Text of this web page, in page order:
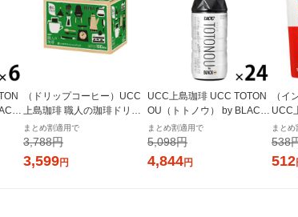
）
（ドリップコーヒー）UCC
上島珈琲 職人の珈琲ドリッ
プコーヒー 深いコクのスペ
シャルブレンド 1箱（100袋
入）
まとめ割適用で
3,788円
3,599円
UCC上島珈琲 UCC TOTON
OU（トトノウ） by BLACK
無糖 500ml 1箱（24本入）
まとめ割適用で
5,098円
4,844円
（イ
UCC
コー
まと
538
512